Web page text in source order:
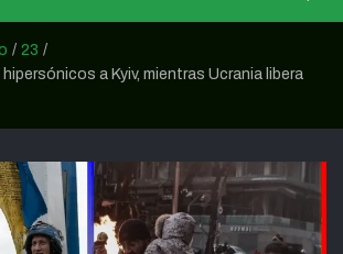
23
a Kyiv, mientras Ucrania libera